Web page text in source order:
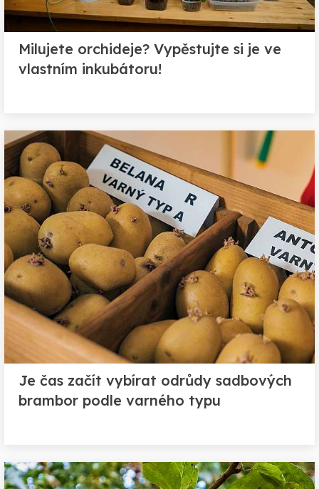
Milujete orchideje? Vypěstujte si je ve
vlastním inkubátoru!
Je čas začít vybírat odrůdy sadbových
brambor podle varného typu